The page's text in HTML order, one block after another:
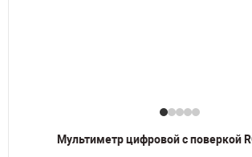
Мультиметр цифровой с поверкой